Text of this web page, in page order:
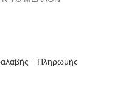
και 50
ΞΥΛΟΤΥΠΟ )
– Πληρωμής